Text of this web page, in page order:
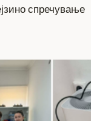
спречување